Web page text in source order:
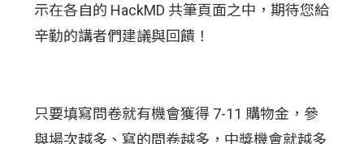
示在各自的 HackMD 共筆頁面之中，期待您給
辛勤的講者們建議與回饋！
只要填寫問卷就有機會獲得 7-11 購物金，參
與場次越多、寫的問卷越多，中獎機會就越多